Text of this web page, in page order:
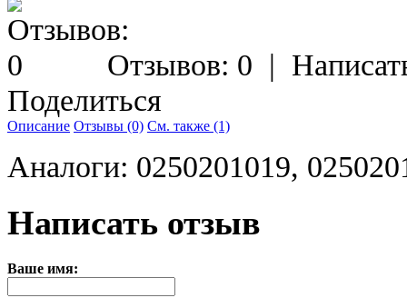
Отзывов: 0 |
Поделиться
Описание Отзывы (0) См. также (1)
Аналоги: 0250201019,
Написать отзыв
Ваше имя: